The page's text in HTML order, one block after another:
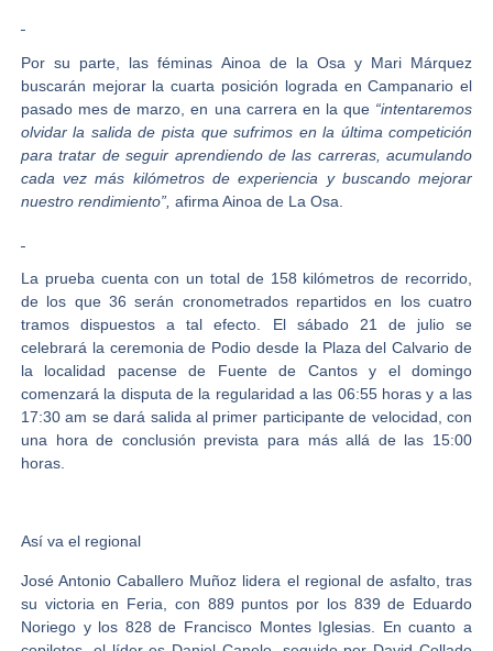
Por su parte, las féminas Ainoa de la Osa y Mari Márquez
buscarán mejorar la cuarta posición lograda en Campanario el
pasado mes de marzo, en una carrera en la que “intentaremos
olvidar la salida de pista que sufrimos en la última competición
para tratar de seguir aprendiendo de las carreras, acumulando
cada vez más kilómetros de experiencia y buscando mejorar
nuestro rendimiento”, afirma Ainoa de La Osa.
La prueba cuenta con un total de 158 kilómetros de recorrido,
de los que 36 serán cronometrados repartidos en los cuatro
tramos dispuestos a tal efecto. El sábado 21 de julio se
celebrará la ceremonia de Podio desde la Plaza del Calvario de
la localidad pacense de Fuente de Cantos y el domingo
comenzará la disputa de la regularidad a las 06:55 horas y a las
17:30 am se dará salida al primer participante de velocidad, con
una hora de conclusión prevista para más allá de las 15:00
horas.
Así va el regional
José Antonio Caballero Muñoz lidera el regional de asfalto, tras
su victoria en Feria, con 889 puntos por los 839 de Eduardo
Noriegoy los 828 de Francisco Montes Iglesias . En cuanto a